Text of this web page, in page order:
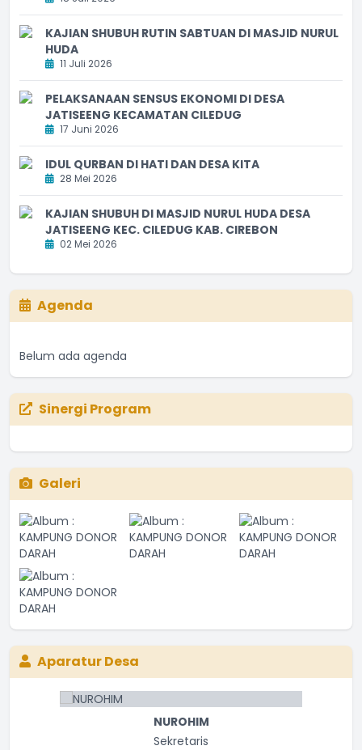
KAJIAN SHUBUH RUTIN SABTUAN DI MASJID NURUL
HUDA
11 Juli 2026
PELAKSANAAN SENSUS EKONOMI DI DESA
JATISEENG KECAMATAN CILEDUG
17 Juni 2026
IDUL QURBAN DI HATI DAN DESA KITA
28 Mei 2026
KAJIAN SHUBUH DI MASJID NURUL HUDA DESA
JATISEENG KEC. CILEDUG KAB. CIREBON
02 Mei 2026
Agenda
Belum ada agenda
Sinergi Program
Galeri
Aparatur Desa
NUROHIM
Sekretaris